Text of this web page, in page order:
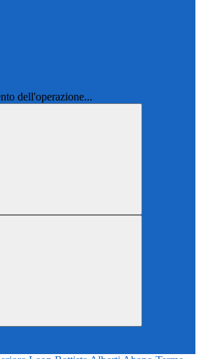
dell'operazione...